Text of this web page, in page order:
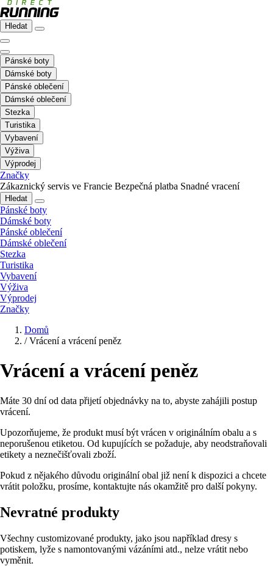
Hledat
Pánské boty
Dámské boty
Pánské oblečení
Dámské oblečení
Stezka
Turistika
Vybavení
Výživa
Výprodej
Značky
Zákaznický servis ve Francie Bezpečná platba Snadné vracení
Hledat
Pánské boty
Dámské boty
Pánské oblečení
Dámské oblečení
Stezka
Turistika
Vybavení
Výživa
Výprodej
Značky
Domů
/ Vrácení a vrácení peněz
Vrácení a vrácení peněz
Máte 30 dní od data přijetí objednávky na to, abyste zahájili postup
vrácení.
Upozorňujeme, že produkt musí být vrácen v originálním obalu a s
neporušenou etiketou. Od kupujících se požaduje, aby neodstraňovali
etikety a neznečišťovali zboží.
Pokud z nějakého důvodu originální obal již není k dispozici a chcete
vrátit položku, prosíme, kontaktujte nás okamžitě pro další pokyny.
Nevratné produkty
Všechny customizované produkty, jako jsou například dresy s
potiskem, lyže s namontovanými vázáními atd., nelze vrátit nebo
vyměnit.